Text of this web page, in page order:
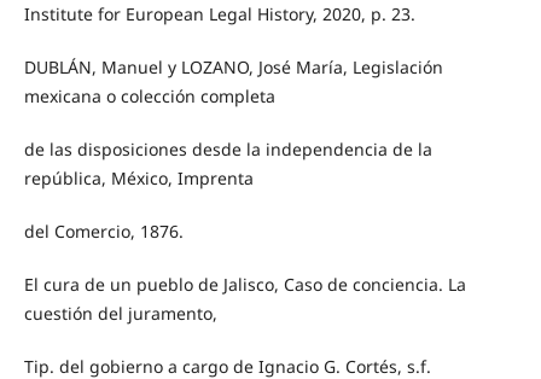
Institute for European Legal History, 2020, p. 23.
DUBLÁN, Manuel y LOZANO, José María, Legislación
mexicana o colección completa
de las disposiciones desde la independencia de la
república, México, Imprenta
del Comercio, 1876.
El cura de un pueblo de Jalisco, Caso de conciencia. La
cuestión del juramento,
Tip. del gobierno a cargo de Ignacio G. Cortés, s.f.